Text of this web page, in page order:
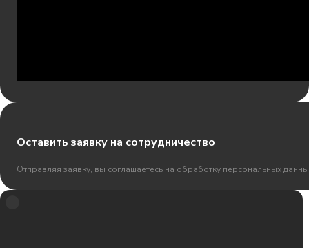
Оставить заявку на сотрудничество
Отправляя заявку, вы соглашаетесь на обработку персональных